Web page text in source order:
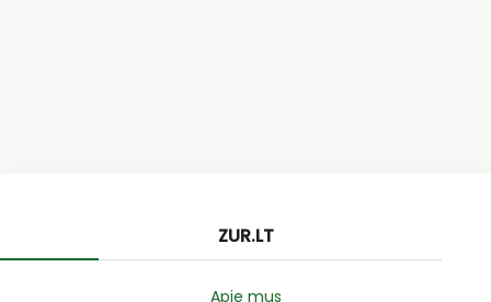
ZUR.LT
Apie mus